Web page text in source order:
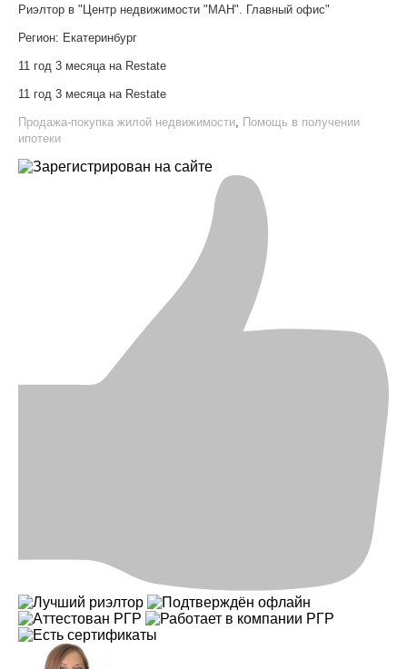
Риэлтор в "Центр недвижимости "МАН". Главный офис"
Регион: Екатеринбург
11 год 3 месяца на Restate
11 год 3 месяца на Restate
Продажа-покупка жилой недвижимости, Помощь в получении
ипотеки